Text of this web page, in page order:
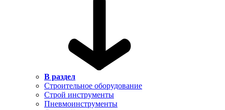
В раздел
Строительное оборудование
Строй инструменты
Пневмоинструменты